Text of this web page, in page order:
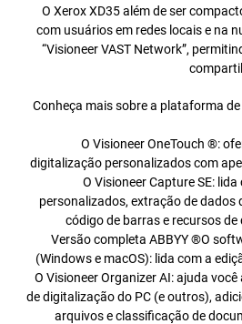
O Xerox XD35 além de ser
com usuários em redes locais e na
“Visioneer VAST Network”,
Conheça mais sobre a plataforma
O Visioneer OneTouch ®:
digitalização personalizados com
O Visioneer Capture SE:
personalizados, extração de dados
código de barras e recursos
Versão completa ABBYY ®O
(Windows e macOS): lida com a
O Visioneer Organizer AI: ajuda
de digitalização do PC (e outros),
arquivos e classificação de